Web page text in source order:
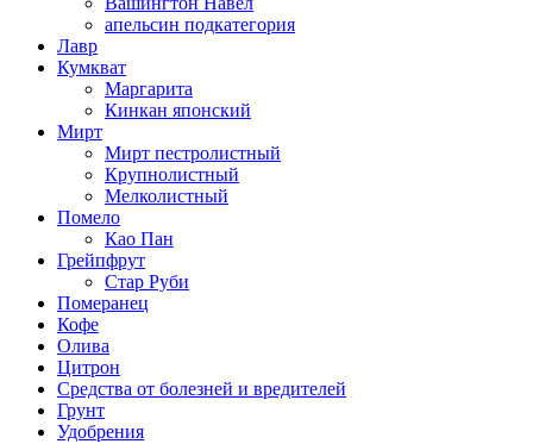
апельсин подкатегория
Лавр
Кумкват
Маргарита
Кинкан японский
Мирт
Мирт пестролистный
Крупнолистный
Мелколистный
Помело
Као Пан
Грейпфрут
Стар Руби
Померанец
Кофе
Олива
Цитрон
Средства от болезней и вредителей
Грунт
Удобрения